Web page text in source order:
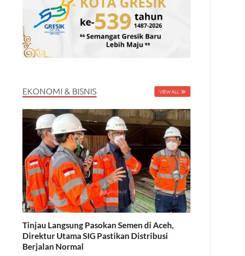
EKONOMI & BISNIS VIEW ALL
Tinjau Langsung Pasokan Semen di Aceh,
Direktur Utama SIG Pastikan Distribusi
Berjalan Normal